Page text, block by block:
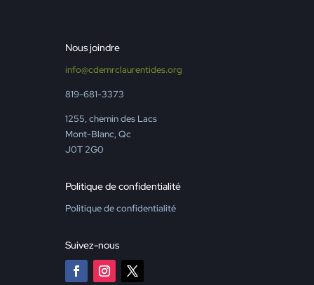
Nous joindre
info@cdemrclaurentides.org
819-681-3373
1255, chemin des Lacs
Mont-Blanc, Qc
J0T 2G0
Politique de confidentialité
Politique de confidentialité
Suivez-nous